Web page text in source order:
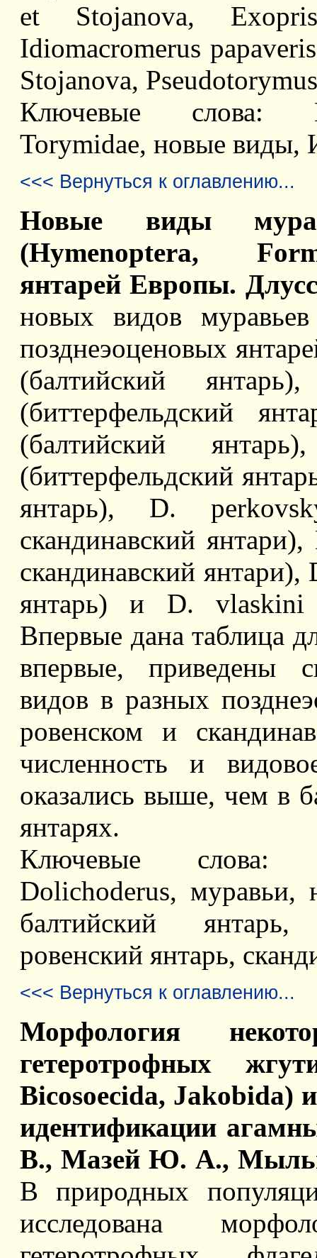
et Stojanova,
Idiomacromerus
Stojanova,
Ключевые слова:
Torymidae, новые виды,
<<< Вернуться к оглавлению...
Новые виды
(Hymenoptera,
янтарей Европы.
новых видов
позднеэоценовых
(балтийский
(биттерфельдский
(балтийский
(биттерфельдский
янтарь), D.
скандинавский
скандинавский
янтарь) и D. vlaskini
Впервые дана таблица
впервые, приведены
видов в разных
ровенском и
численность и
оказались выше, чем в
янтарях.
Ключевые слова:
Dolichoderus, муравьи,
балтийский янтарь,
ровенский янтарь,
<<< Вернуться к оглавлению...
Морфология
гетеротрофных
Bicosoecida, Jakobida)
идентификации
В., Мазей Ю. А.,
В природных
исследована